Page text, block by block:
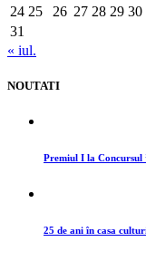
24 25 26 27 28 29 30
31
« iul.
NOUTATI
Premiul I la Concursul
25 de ani în casa